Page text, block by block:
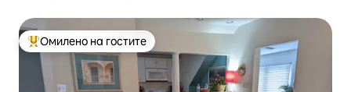
Меѓу најуспешните „Омилени на гостите“
Омилено на гостите